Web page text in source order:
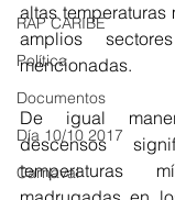
RAP CARIBE
Política
Documentos
Día 10/10 2017
Carnaval
altas temperaturas
amplios
mencionadas.
De igual
descensos
temperaturas